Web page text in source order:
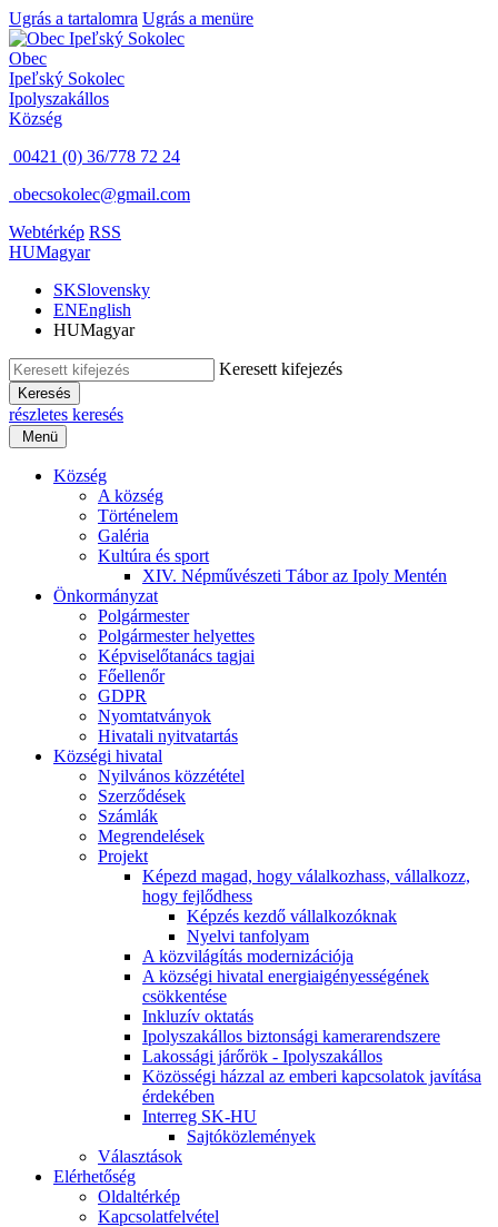
Ugrás a tartalomra Ugrás a menüre
Obec
Ipeľský Sokolec
Ipolyszakállos
Község
00421 (0) 36/778 72 24
obecsokolec@gmail.com
Webtérkép RSS
HUMagyar
SKSlovensky
ENEnglish
HUMagyar
Keresett kifejezés
Keresés
részletes keresés
Menü
Község
A község
Történelem
Galéria
Kultúra és sport
XIV. Népművészeti Tábor az Ipoly Mentén
Önkormányzat
Polgármester
Polgármester helyettes
Képviselőtanács tagjai
Főellenőr
GDPR
Nyomtatványok
Hivatali nyitvatartás
Községi hivatal
Nyilvános közzététel
Szerződések
Számlák
Megrendelések
Projekt
Képezd magad, hogy válalkozhass, vállalkozz,
hogy fejlődhess
Képzés kezdő vállalkozóknak
Nyelvi tanfolyam
A közvilágítás modernizációja
A községi hivatal energiaigényességének
csökkentése
Inkluzív oktatás
Ipolyszakállos biztonsági kamerarendszere
Lakossági járőrök - Ipolyszakállos
Közösségi házzal az emberi kapcsolatok javítása
érdekében
Interreg SK-HU
Sajtóközlemények
Választások
Elérhetőség
Oldaltérkép
Kapcsolatfelvétel